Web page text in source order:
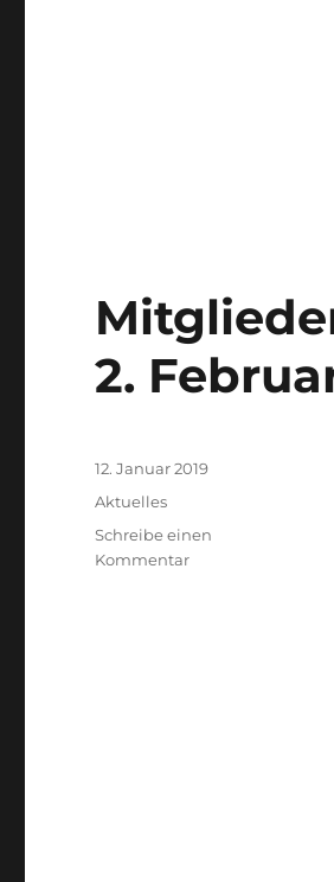
2.
Veröffentlicht
am
12. Januar 2019
Kategorien
Aktuelles
Schreibe einen
Kommentarzu